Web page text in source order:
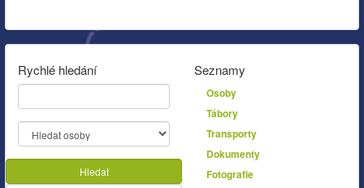
Rychlé hledání
Hledat
Seznamy
Osoby
Tábory
Transporty
Dokumenty
Fotografie